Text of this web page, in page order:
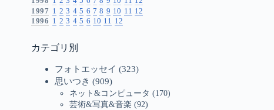
1997 1 2 3 4 5 6 7 8 9 10 11 12
1996 1 2 3 4 5 6 10 11 12
カテゴリ別
フォトエッセイ (323)
思いつき (909)
ネット&コンピュータ (170)
芸術&写真&音楽 (92)